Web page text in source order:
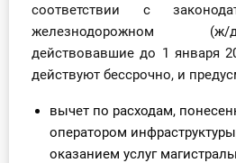
соответствии с
железнодорожном (ж/
действовавшие до 1 января
действуют бессрочно, и
вычет по расходам,
оператором
оказанием услуг